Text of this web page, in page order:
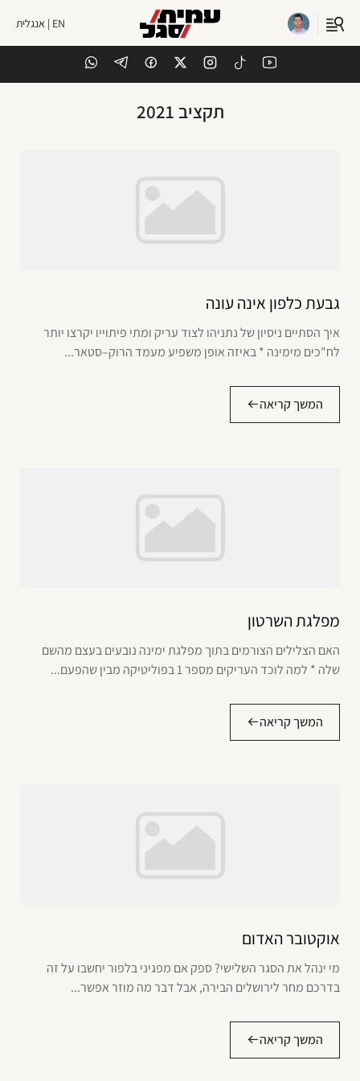
EN | אנגלית
תקציב 2021
גבעת כלפון אינה עונה
איך הסתיים ניסיון של נתניהו לצוד עריק ומתי פיתוייו יקרצו יותר
לח"כים מימינה * באיזה אופן משפיע מעמד הרוק–סטאר...
המשך קריאה
מפלגת השרטון
האם הצלילים הצורמים בתוך מפלגת ימינה נובעים בעצם מהשם
שלה * למה לוכד העריקים מספר 1 בפוליטיקה מבין שהפעם...
המשך קריאה
אוקטובר האדום
מי ינהל את הסגר השלישי? ספק אם מפגיני בלפור יחשבו על זה
בדרכם מחר לירושלים הבירה, אבל דבר מה מוזר אפשר...
המשך קריאה